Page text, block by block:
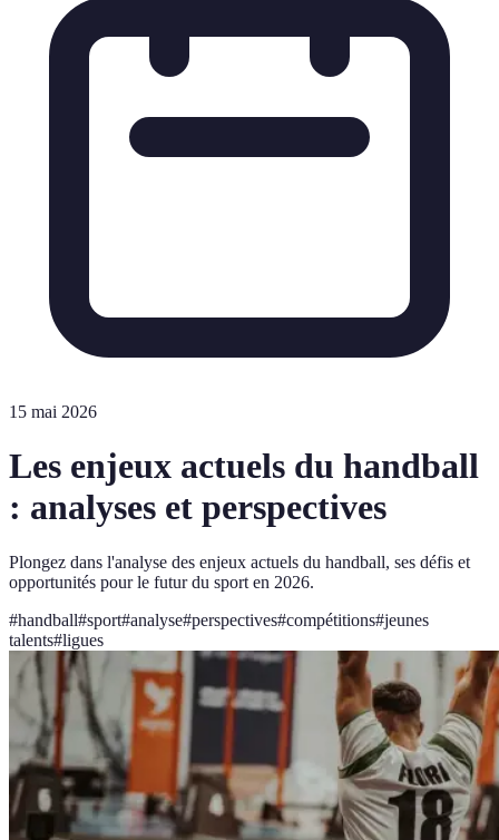
15 mai 2026
Les enjeux actuels du handball
: analyses et perspectives
Plongez dans l'analyse des enjeux actuels du handball, ses défis et
opportunités pour le futur du sport en 2026.
#handball#sport#analyse#perspectives#compétitions#jeunes
talents#ligues